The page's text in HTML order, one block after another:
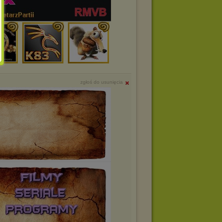
zgłoś do usunięcia